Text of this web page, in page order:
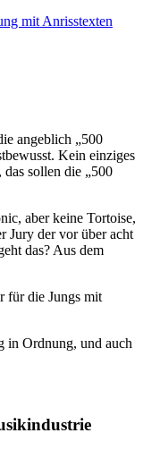
mit Anrisstexten
angeblich „500
Kein einziges
sollen die „500
aber keine Tortoise,
Jury der vor über acht
das? Aus dem
für die Jungs mit
in Ordnung, und auch